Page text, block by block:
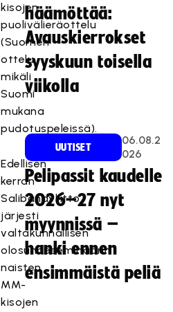
kisojen
puolivälieräottelu
(Suomen
ottelu,
mikäli
Suomi
mukana
pudotuspeleissä).
Edellisen
kerran
Salibandyliitto
järjesti
valtakunnallisen
olosuhdeseminaarin
naisten
MM-
kisojen
häämöttää:
Avauskierrokset
syyskuun toisella
viikolla
UUTISET
06.08.2
026
Pelipassit kaudelle
2026–27 nyt
myynnissä –
hanki ennen
ensimmäistä peliä